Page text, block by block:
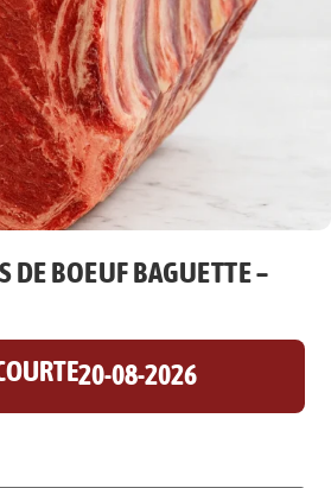
DE BOEUF BAGUETTE –
20-08-2026